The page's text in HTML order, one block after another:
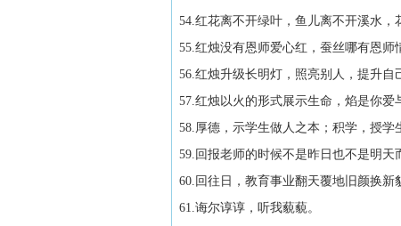
54.红花离不开绿叶，鱼儿离不开溪水
55.红烛没有恩师爱心红，蚕丝哪有恩师
56.红烛升级长明灯，照亮别人，提升自
57.红烛以火的形式展示生命，焰是你爱
58.厚德，示学生做人之本；积学，授学
59.回报老师的时候不是昨日也不是明
60.回往日，教育事业翻天覆地旧颜换新
61.诲尔谆谆，听我藐藐。